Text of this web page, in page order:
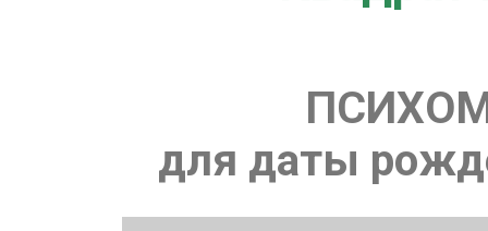
для даты